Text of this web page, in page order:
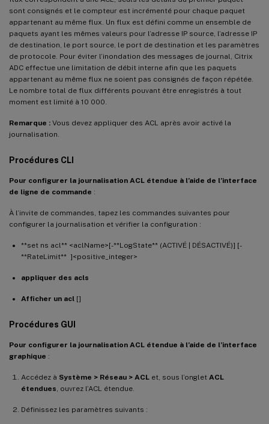
sont consignés et le compteur est incrémenté pour chaque paquet
appartenant au même flux. Un flux est défini comme un ensemble de
paquets ayant les mêmes valeurs pour l’adresse IP source, l’adresse IP
de destination, le port source, le port de destination et les paramètres
de protocole. Pour éviter l’inondation des messages de journal, Citrix
ADC effectue une limitation de débit interne afin que les paquets
appartenant au même flux ne soient pas consignés de façon répétée.
Le nombre total de flux différents pouvant être enregistrés à tout
moment est limité à 10 000.
Remarque : Vous devez appliquer des ACL après avoir activé la
journalisation.
Procédures CLI
Pour configurer la journalisation ACL étendue à l’aide de l’interface
de ligne de commande :
À l’invite de commandes, tapez les commandes suivantes pour
configurer la journalisation et vérifier la configuration :
**set ns acl** <aclName>[-**LogState** (ACTIVÉ | DÉSACTIVÉ)] [-
**RateLimit** ]<positive_integer>
appliquer des acls
Afficher un acl []
Procédures GUI
Pour configurer la journalisation ACL étendue à l’aide de l’interface
graphique :
Accédez à Système > Réseau > ACL et, sous l’onglet ACL
étendues , ouvrez l’ACL étendue.
Définissez les paramètres suivants :